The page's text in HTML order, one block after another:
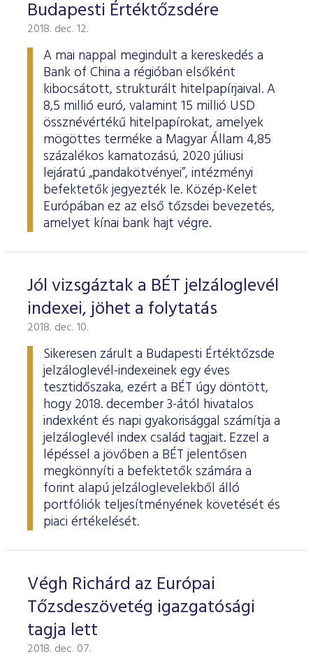
Budapesti Értéktőzsdére
2018. dec. 12.
A mai nappal megindult a kereskedés a
Bank of China a régióban elsőként
kibocsátott, strukturált hitelpapírjaival. A
8,5 millió euró, valamint 15 millió USD
össznévértékű hitelpapírokat, amelyek
mögöttes terméke a Magyar Állam 4,85
százalékos kamatozású, 2020 júliusi
lejáratú „pandakötvényei”, intézményi
befektetők jegyezték le. Közép-Kelet
Európában ez az első tőzsdei bevezetés,
amelyet kínai bank hajt végre.
Jól vizsgáztak a BÉT jelzáloglevél
indexei, jöhet a folytatás
2018. dec. 10.
Sikeresen zárult a Budapesti Értéktőzsde
jelzáloglevél-indexeinek egy éves
tesztidőszaka, ezért a BÉT úgy döntött,
hogy 2018. december 3-ától hivatalos
indexként és napi gyakorisággal számítja a
jelzáloglevél index család tagjait. Ezzel a
lépéssel a jövőben a BÉT jelentősen
megkönnyíti a befektetők számára a
forint alapú jelzáloglevelekből álló
portfóliók teljesítményének követését és
piaci értékelését.
Végh Richárd az Európai
Tőzsdeszövetég igazgatósági
tagja lett
2018. dec. 07.